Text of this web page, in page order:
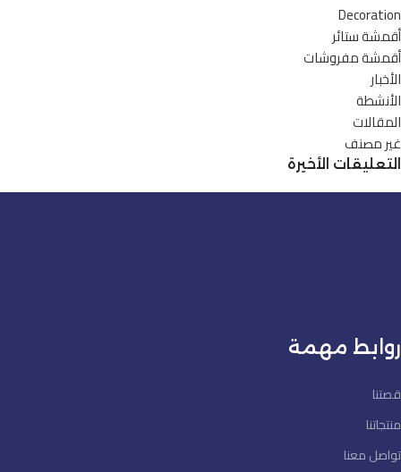
Decoration
أقمشة ستائر
أقمشة مفروشات
الأخبار
الأنشطة
المقالات
غير مصنف
التعليقات الأخيرة
روابط مهمة
قصتنا
منتجاتنا
تواصل معنا